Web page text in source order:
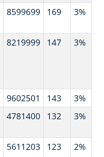
8599699 169 3%
8219999 147 3%
9602501 143
3%
4781400 132 3%
5611203 123 2%